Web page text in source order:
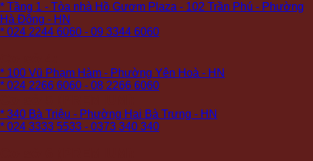
* Tầng 1 - Tòa nhà Hồ Gươm Plaza - 102 Trần Phú - Phường
Hà Đông - HN
* 024 2244 6060 - 09 3344 6060
* 100 Vũ Phạm Hàm - Phường Yên Hoà - HN
* 024 2266 6060 - 08 2266 6060
* 340 Bà Triệu - Phường Hai Bà Trưng - HN
* 024 3333 5533 - 0373 340 340